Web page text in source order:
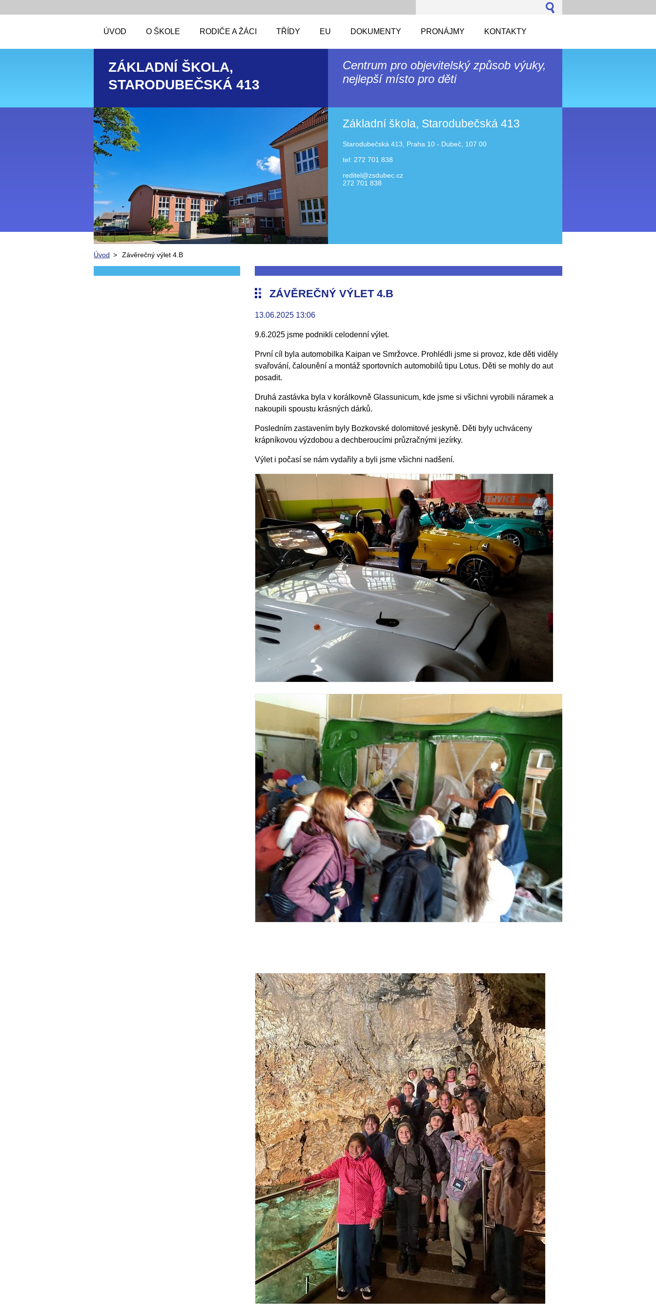
ÚVOD O ŠKOLE RODIČE A ŽÁCI TŘÍDY EU DOKUMENTY PRONÁJMY KONTAKTY
ZÁKLADNÍ ŠKOLA,
STARODUBEČSKÁ 413
Centrum pro objevitelský způsob výuky,
nejlepší místo pro děti
Základní škola, Starodubečská 413
Starodubečská 413, Praha 10 - Dubeč, 107 00
tel: 272 701 838
reditel@zsdubec.cz
272 701 838
Úvod > Závěrečný výlet 4.B
ZÁVĚREČNÝ VÝLET 4.B
13.06.2025 13:06
9.6.2025 jsme podnikli celodenní výlet.
První cíl byla automobilka Kaipan ve Smržovce. Prohlédli jsme si provoz, kde děti viděly
svařování, čalounění a montáž sportovních automobilů tipu Lotus. Děti se mohly do aut
posadit.
Druhá zastávka byla v korálkovně Glassunicum, kde jsme si všichni vyrobili náramek a
nakoupili spoustu krásných dárků.
Posledním zastavením byly Bozkovské dolomitové jeskyně. Děti byly uchváceny
krápníkovou výzdobou a dechberoucími průzračnými jezírky.
Výlet i počasí se nám vydařily a byli jsme všichni nadšení.